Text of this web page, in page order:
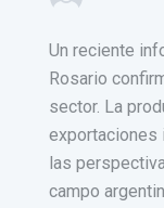
Un reciente
Rosario
sector. La
exportaciones
las
campo